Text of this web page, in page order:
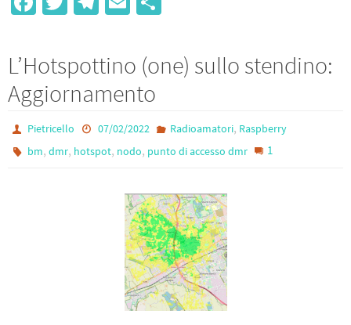
o
o
k
er
gr
a
m
ail
e
L’Hotspottino (one) sullo stendino:
Aggiornamento
Pietricello 07/02/2022 Radioamatori, Raspberry
bm,dmr, hotspot, nodo, punto di accesso dmr 1